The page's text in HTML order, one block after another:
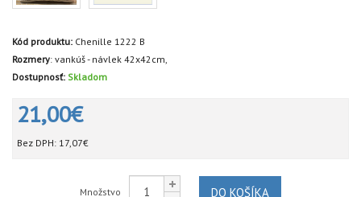
Kód produktu: Chenille 1222 B
Rozmery: vankúš - návlek 42x42cm,
Dostupnosť: Skladom
21,00€
Bez DPH: 17,07€
Množstvo DO KOŠÍKA